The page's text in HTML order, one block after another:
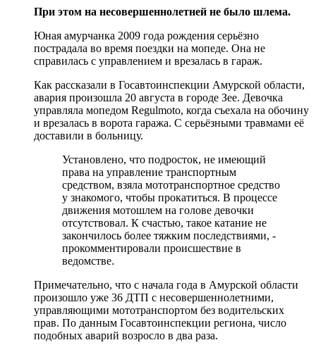
При этом на несовершеннолетней не было шлема.
Юная амурчанка 2009 года рождения серьёзно
пострадала во время поездки на мопеде. Она не
справилась с управлением и врезалась в гараж.
Как рассказали в Госавтоинспекции Амурской области,
авария произошла 20 августа в городе Зее. Девочка
управляла мопедом Regulmoto, когда съехала на обочину
и врезалась в ворота гаража. С серьёзными травмами её
доставили в больницу.
Установлено, что подросток, не имеющий
права на управление транспортным
средством, взяла мототранспортное средство
у знакомого, чтобы прокатиться. В процессе
движения мотошлем на голове девочки
отсутствовал. К счастью, такое катание не
закончилось более тяжким последствиями, -
прокомментировали происшествие в
ведомстве.
Примечательно, что с начала года в Амурской области
произошло уже 36 ДТП с несовершеннолетними,
управляющими мототранспортом без водительских
прав. По данным Госавтоинспекции региона, число
подобных аварий возросло в два раза.